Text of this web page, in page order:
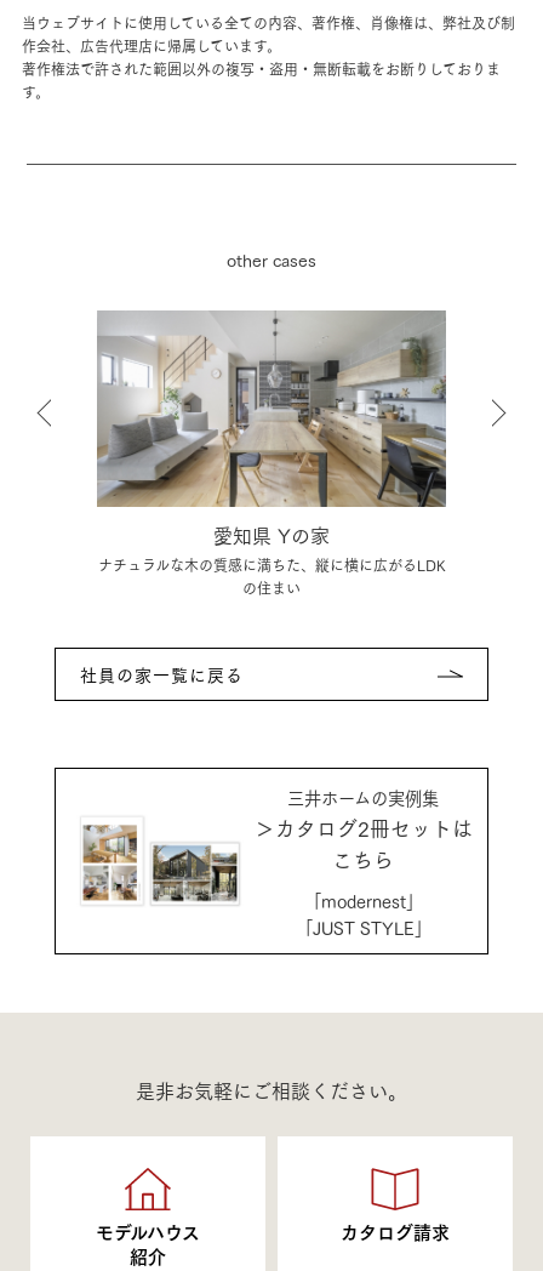
当ウェブサイトに使用している全ての内容、著作権、肖像権は、弊社及び制
作会社、広告代理店に帰属しています。
著作権法で許された範囲以外の複写・盗用・無断転載をお断りしておりま
す。
other cases
東京都 Yの家
周囲の緑を取り込んだ、開放的な2階リビングの家
社員の家一覧に戻る
三井ホームの実例集
＞カタログ2冊セットは
こちら
「modernest」
「JUST STYLE」
是非お気軽にご相談ください。
モデルハウス
紹介
カタログ請求